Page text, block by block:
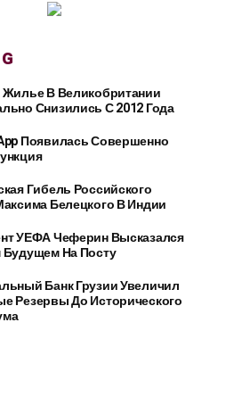
В Великобритании
Снизились С 2012 Года
Появилась Совершенно
Гибель Российского
Белецкого В Индии
УЕФА Чеферин Высказался
На Посту
Банк Грузии Увеличил
Резервы До Исторического